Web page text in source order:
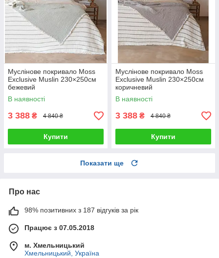
Муслінове покривало Moss
Exclusive Muslin 230×250см
бежевий
В наявності
3 388 ₴ 4 840 ₴
Купити
Муслінове покривало Moss
Exclusive Muslin 230×250см
коричневий
В наявності
3 388 ₴ 4 840 ₴
Купити
Показати ще
Про нас
98% позитивних з 187 відгуків за рік
Працює з 07.05.2018
м. Хмельницький
Хмельницький, Україна